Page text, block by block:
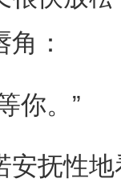
：
你。”
抚性地